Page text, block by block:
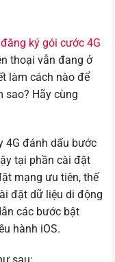
đăng ký gói cước 4G
thoại vẫn đang ở
làm cách nào để
sao? Hãy cùng
4G đánh dấu bước
tại phần cài đặt
mạng ưu tiên, thế
đặt dữ liệu di động
các bước bật
hành iOS.